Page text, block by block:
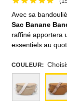
Avec sa
Sac Banane
raffiné apportera
essentiels au
COULEUR: